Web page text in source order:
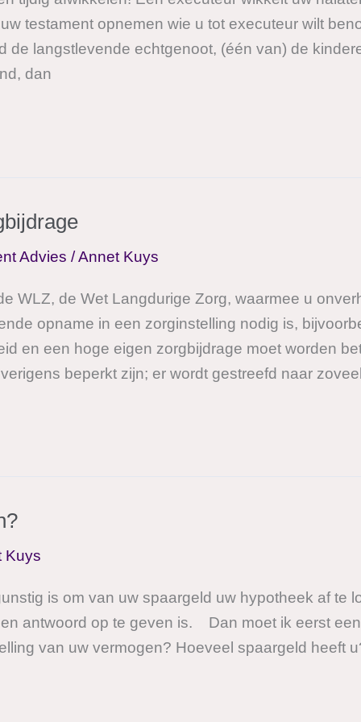
testament opnemen wie u tot executeur wilt
de langstlevende echtgenoot, (één van) de
dan
Advies /Annet Kuys
WLZ, de Wet Langdurige Zorg, waarmee u
opname in een zorginstelling nodig is,
en een hoge eigen zorgbijdrage moet worden
beperkt zijn; er wordt gestreefd naar
Kuys
is om van uw spaargeld uw hypotheek af te
antwoord op te geven is. Dan moet ik eerst
van uw vermogen? Hoeveel spaargeld heeft